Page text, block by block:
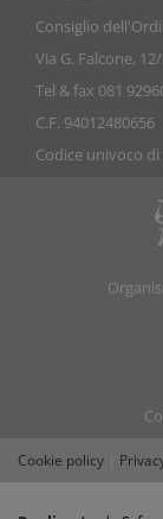
Consiglio
Via G. Falcone,
Tel & fax 081
C.F. 94012480656
Codice univoco
Cookie policy